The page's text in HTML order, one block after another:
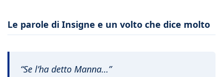
Le parole di Insigne e un volto che dice molto
“Se l’ha detto Manna…”